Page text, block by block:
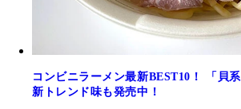
コンビニラーメン最新BEST10！ 「貝
新トレンド味も発売中！